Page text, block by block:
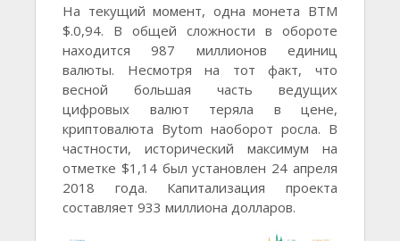
На текущий момент, одна монета BTM
$.0,94. В общей сложности в обороте
находится 987 миллионов единиц
валюты. Несмотря на тот факт, что
весной большая часть ведущих
цифровых валют теряла в цене,
криптовалюта Bytom наоборот росла. В
частности, исторический максимум на
отметке $1,14 был установлен 24 апреля
2018 года. Капитализация проекта
составляет 933 миллиона долларов.